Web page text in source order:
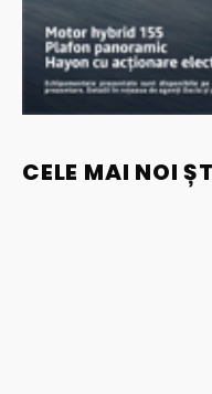
CELE MAI NOI